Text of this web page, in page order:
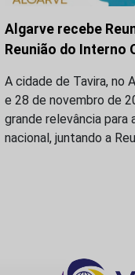
Algarve recebe
Reunião do Interno
A cidade de Tavira, no
e 28 de novembro de
grande relevância para
nacional, juntando a